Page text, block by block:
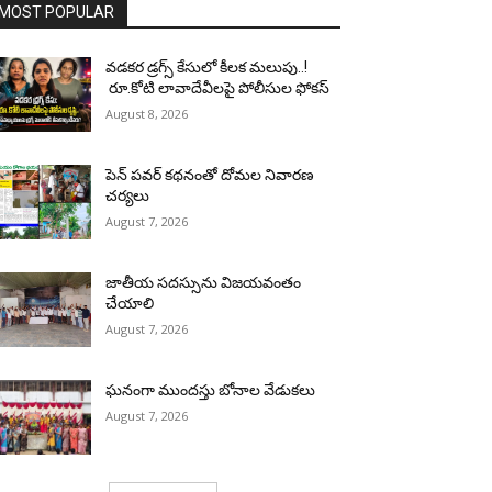
MOST POPULAR
వడకర డ్రగ్స్ కేసులో కీలక మలుపు..!
రూ.కోటి లావాదేవీలపై పోలీసుల ఫోకస్‌
August 8, 2026
పెన్ పవర్ కథనంతో దోమల నివారణ
చర్యలు
August 7, 2026
జాతీయ సదస్సును విజయవంతం
చేయాలి
August 7, 2026
ఘనంగా ముందస్తు బోనాల వేడుకలు
August 7, 2026